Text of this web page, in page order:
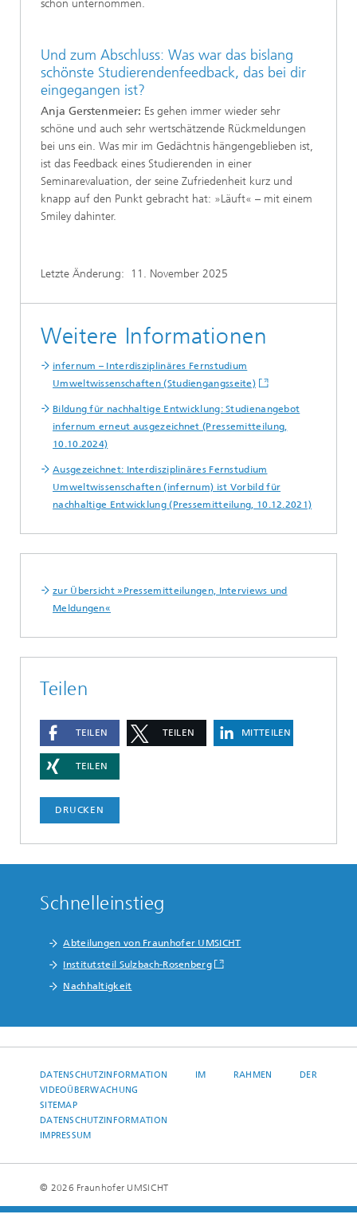
schon unternommen.
Und zum Abschluss: Was war das bislang
schönste Studierendenfeedback, das bei dir
eingegangen ist?
Anja Gerstenmeier: Es gehen immer wieder sehr
schöne und auch sehr wertschätzende Rückmeldungen
bei uns ein. Was mir im Gedächtnis hängengeblieben ist,
ist das Feedback eines Studierenden in einer
Seminarevaluation, der seine Zufriedenheit kurz und
knapp auf den Punkt gebracht hat: »Läuft« – mit einem
Smiley dahinter.
Letzte Änderung: 11. November 2025
Weitere Informationen
infernum – Interdisziplinäres Fernstudium
Umweltwissenschaften (Studiengangsseite)
Bildung für nachhaltige Entwicklung: Studienangebot
infernum erneut ausgezeichnet (Pressemitteilung,
10.10.2024)
Ausgezeichnet: Interdisziplinäres Fernstudium
Umweltwissenschaften (infernum) ist Vorbild für
nachhaltige Entwicklung (Pressemitteilung, 10.12.2021)
zur Übersicht »Pressemitteilungen, Interviews und
Meldungen«
Teilen
TEILEN TEILEN MITTEILEN
TEILEN
DRUCKEN
Schnelleinstieg
Abteilungen von Fraunhofer UMSICHT
Institutsteil Sulzbach-Rosenberg
Nachhaltigkeit
DATENSCHUTZINFORMATION IM RAHMEN DER
VIDEOÜBERWACHUNG
SITEMAP
DATENSCHUTZINFORMATION
IMPRESSUM
© 2026 Fraunhofer UMSICHT